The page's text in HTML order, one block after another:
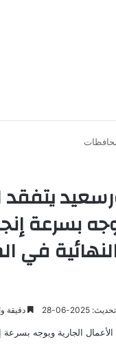
يتفقد
بسرعة
في
2025-06-28 دقيقة